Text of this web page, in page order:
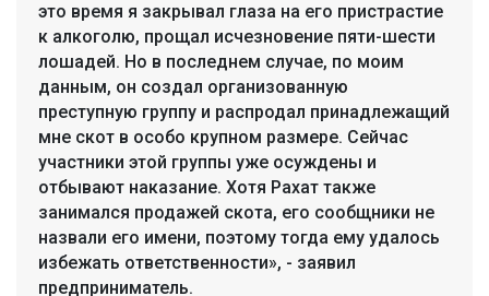
это время я закрывал глаза на его пристрастие
к алкоголю, прощал исчезновение пяти-шести
лошадей. Но в последнем случае, по моим
данным, он создал организованную
преступную группу и распродал принадлежащий
мне скот в особо крупном размере. Сейчас
участники этой группы уже осуждены и
отбывают наказание. Хотя Рахат также
занимался продажей скота, его сообщники не
назвали его имени, поэтому тогда ему удалось
избежать ответственности», - заявил
предприниматель.